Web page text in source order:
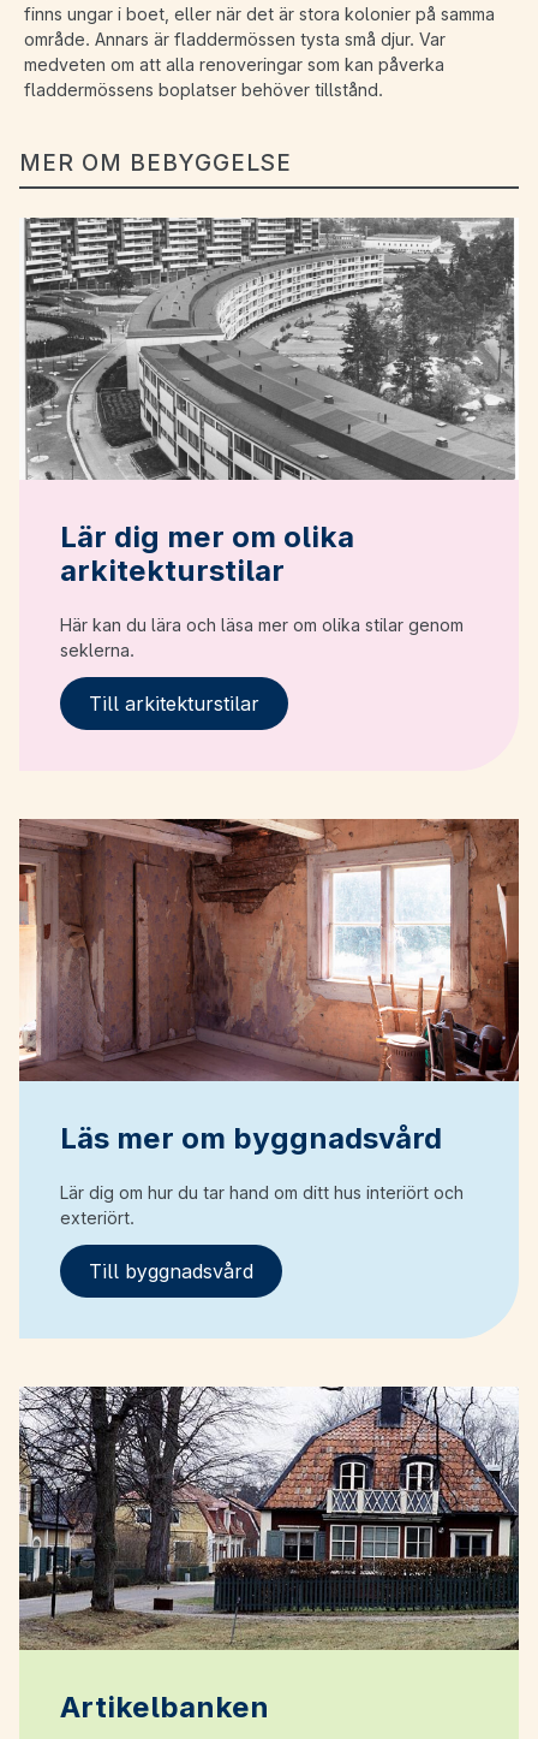
finns ungar i boet, eller när det är stora kolonier på samma
område. Annars är fladdermössen tysta små djur. Var
medveten om att alla renoveringar som kan påverka
fladdermössens boplatser behöver tillstånd.
MER OM BEBYGGELSE
Lär dig mer om olika
arkitekturstilar
Här kan du lära och läsa mer om olika stilar genom
seklerna.
Till arkitekturstilar
Läs mer om byggnadsvård
Lär dig om hur du tar hand om ditt hus interiört och
exteriört.
Till byggnadsvård
Artikelbanken